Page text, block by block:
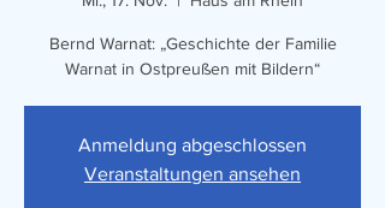
Bernd Warnat: „Geschichte der Familie
Warnat in Ostpreußen mit Bildern“
Anmeldung abgeschlossen
Veranstaltungen ansehen